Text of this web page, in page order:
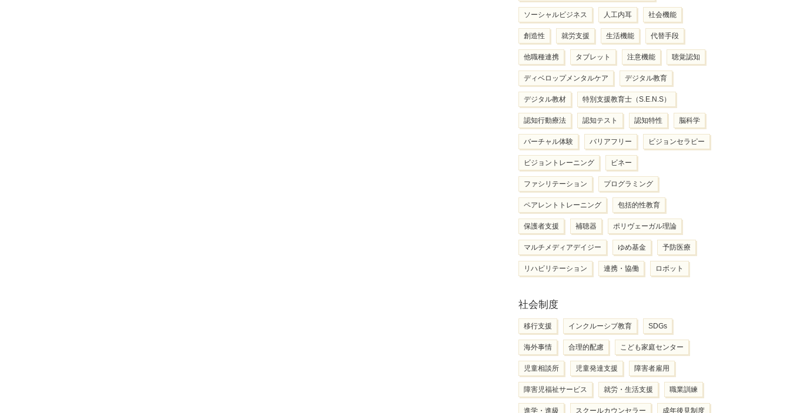
ソーシャルビジネス 人工内耳 社会機能
創造性 就労支援 生活機能 代替手段
他職種連携 タブレット 注意機能 聴覚認知
ディベロップメンタルケア デジタル教育
デジタル教材 特別支援教育士（S.E.N.S）
認知行動療法 認知テスト 認知特性 脳科学
バーチャル体験 バリアフリー ビジョンセラピー
ビジョントレーニング ビネー
ファシリテーション プログラミング
ペアレントトレーニング 包括的性教育
保護者支援 補聴器 ポリヴェーガル理論
マルチメディアデイジー ゆめ基金 予防医療
リハビリテーション 連携・協働 ロボット
社会制度
移行支援 インクルーシブ教育 SDGs
海外事情 合理的配慮 こども家庭センター
児童相談所 児童発達支援 障害者雇用
障害児福祉サービス 就労・生活支援 職業訓練
進学・進級 スクールカウンセラー 成年後見制度